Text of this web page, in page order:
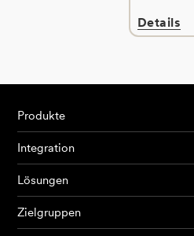
Details
Produkte
Integration
Lösungen
Zielgruppen